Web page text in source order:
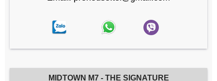
MIDTOWN M7 - THE SIGNATURE